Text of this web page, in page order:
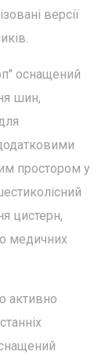
версії
оснащений
шин,
простором у
цистерн,
медичних
активно